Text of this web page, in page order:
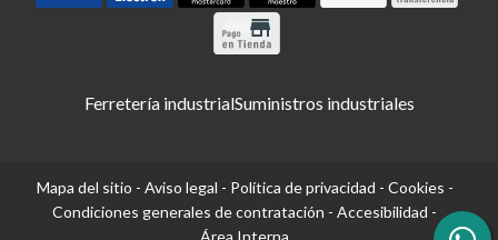
Ferretería industrialSuministros industriales
Mapa del sitio - Aviso legal - Política de privacidad - Cookies -
Condiciones generales de contratación - Accesibilidad -
Área Interna